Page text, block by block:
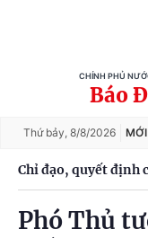
CHÍNH PHỦ
Báo
Thứ bảy, 8/8/2026
Chỉ đạo, quyết định
Phó Thủ